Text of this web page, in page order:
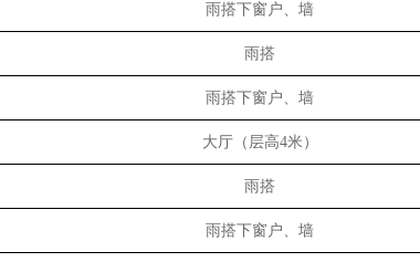
雨搭下窗户、墙
雨搭
雨搭下窗户、墙
大厅（层高4米）
雨搭
雨搭下窗户、墙